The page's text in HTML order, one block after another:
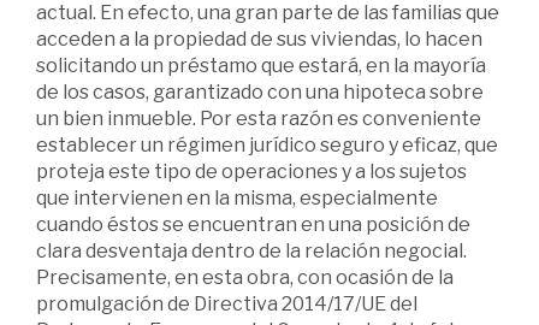
actual. En efecto, una gran parte de las familias que
acceden a la propiedad de sus viviendas, lo hacen
solicitando un préstamo que estará, en la mayoría
de los casos, garantizado con una hipoteca sobre
un bien inmueble. Por esta razón es conveniente
establecer un régimen jurídico seguro y eficaz, que
proteja este tipo de operaciones y a los sujetos
que intervienen en la misma, especialmente
cuando éstos se encuentran en una posición de
clara desventaja dentro de la relación negocial.
Precisamente, en esta obra, con ocasión de la
promulgación de Directiva 2014/17/UE del